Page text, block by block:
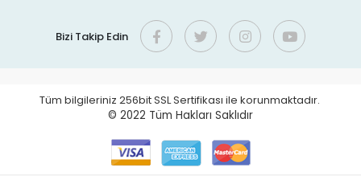
Bizi Takip Edin
Tüm bilgileriniz 256bit SSL Sertifikası ile korunmaktadır.
© 2022 Tüm Hakları Saklıdır